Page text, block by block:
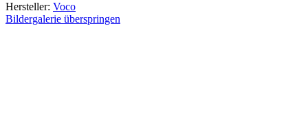
Hersteller: Voco
Bildergalerie überspringen